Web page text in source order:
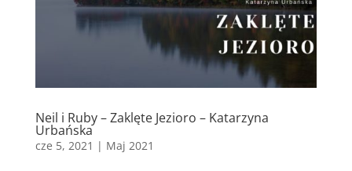
Neil i Ruby – Zaklęte Jezioro – Katarzyna
Urbańska
cze 5, 2021 | Maj 2021